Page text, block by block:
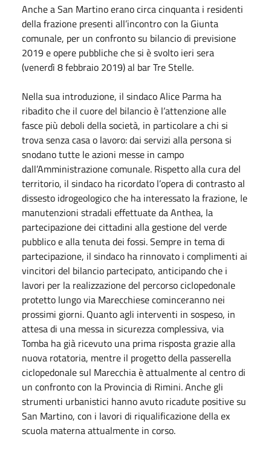
Anche a San Martino erano circa cinquanta i residenti
della frazione presenti all’incontro con la Giunta
comunale, per un confronto su bilancio di previsione
2019 e opere pubbliche che si è svolto ieri sera
(venerdì 8 febbraio 2019) al bar Tre Stelle.
Nella sua introduzione, il sindaco Alice Parma ha
ribadito che il cuore del bilancio è l’attenzione alle
fasce più deboli della società, in particolare a chi si
trova senza casa o lavoro: dai servizi alla persona si
snodano tutte le azioni messe in campo
dall’Amministrazione comunale. Rispetto alla cura del
territorio, il sindaco ha ricordato l’opera di contrasto al
dissesto idrogeologico che ha interessato la frazione, le
manutenzioni stradali effettuate da Anthea, la
partecipazione dei cittadini alla gestione del verde
pubblico e alla tenuta dei fossi. Sempre in tema di
partecipazione, il sindaco ha rinnovato i complimenti ai
vincitori del bilancio partecipato, anticipando che i
lavori per la realizzazione del percorso ciclopedonale
protetto lungo via Marecchiese cominceranno nei
prossimi giorni. Quanto agli interventi in sospeso, in
attesa di una messa in sicurezza complessiva, via
Tomba ha già ricevuto una prima risposta grazie alla
nuova rotatoria, mentre il progetto della passerella
ciclopedonale sul Marecchia è attualmente al centro di
un confronto con la Provincia di Rimini. Anche gli
strumenti urbanistici hanno avuto ricadute positive su
San Martino, con i lavori di riqualificazione della ex
scuola materna attualmente in corso.